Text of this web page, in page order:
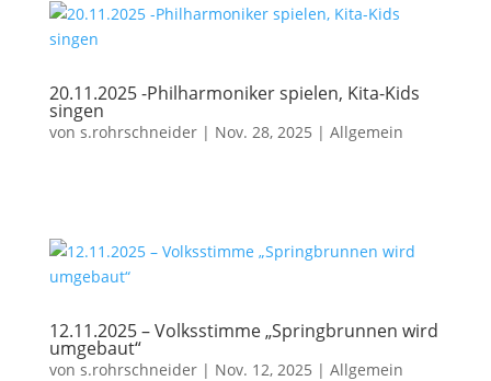
20.11.2025 -Philharmoniker spielen, Kita-Kids
singen
von s.rohrschneider| Nov. 28, 2025 | Allgemein
12.11.2025 – Volksstimme „Springbrunnen wird
umgebaut“
von s.rohrschneider| Nov. 12, 2025 | Allgemein